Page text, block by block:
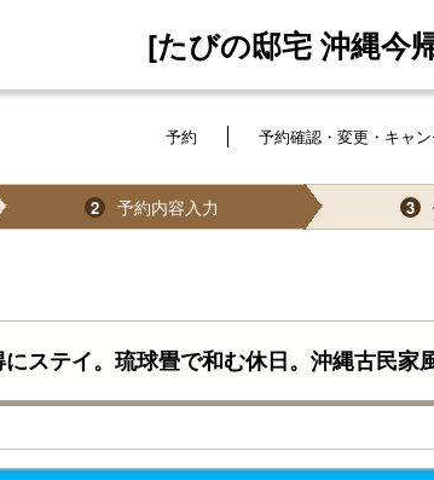
[たびの邸宅 沖縄今
予約 予約確認・変更・キャ
2 予約内容入力 3
にステイ。琉球畳で和む休日。沖縄古民